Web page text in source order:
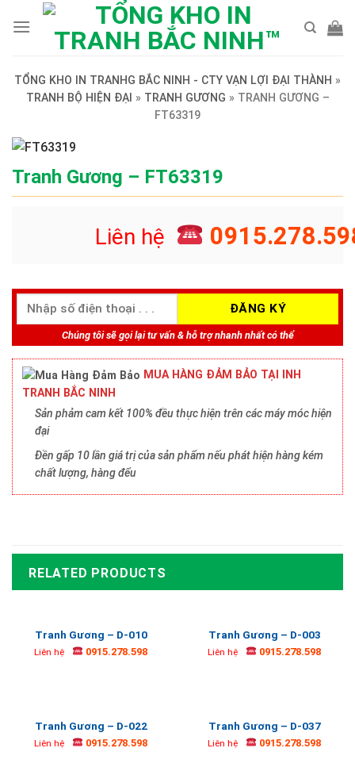
TỔNG KHO IN TRANHG BẮC NINH - CTY VẠN LỢI ĐẠI THÀNH »
TRANH BỘ HIỆN ĐẠI » TRANH GƯƠNG » TRANH GƯƠNG –
FT63319
Tranh Gương – FT63319
Liên hệ
Chúng tôi sẽ gọi lại tư vấn & hỗ trợ nhanh nhất có thể
MUA HÀNG ĐẢM BẢO TẠI INH
TRANH BẮC NINH
Sản phảm cam kết 100% đều thực hiện trên các máy móc hiện
đại
Đền gấp 10 lần giá trị của sản phẩm nếu phát hiện hàng kém
chất lượng, hàng đểu
RELATED PRODUCTS
Tranh Gương – D-010
Liên hệ 0915.278.598
Tranh Gương – D-003
Liên hệ 0915.278.598
Tranh Gương – D-022
Liên hệ 0915.278.598
Tranh Gương – D-037
Liên hệ 0915.278.598